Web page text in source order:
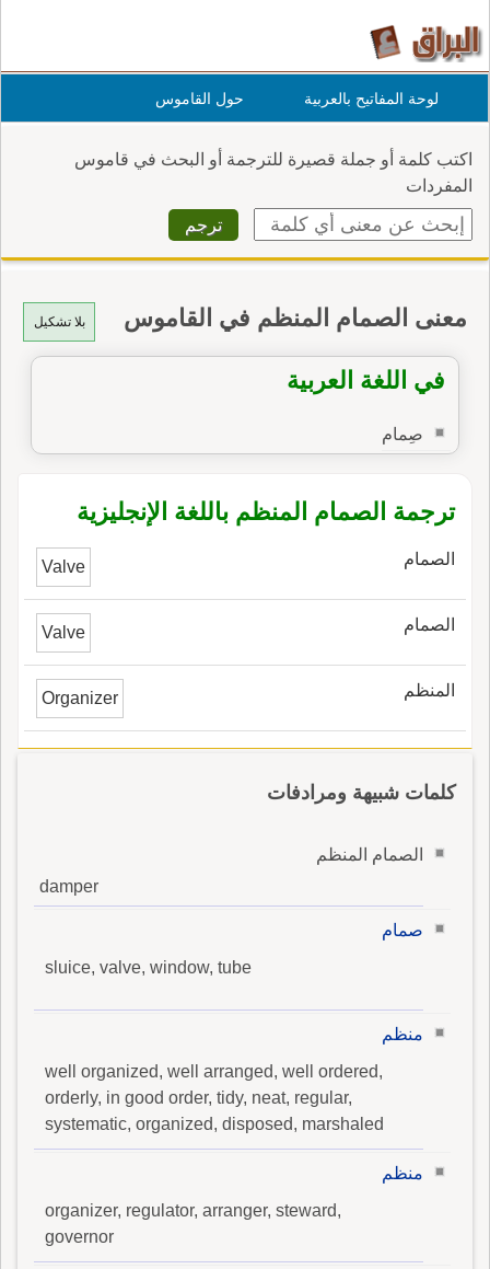
لوحة المفاتيح بالعربية حول القاموس
اكتب كلمة أو جملة قصيرة للترجمة أو البحث في قاموس
المفردات
بلا تشكيل معنى الصمام المنظم في القاموس
في اللغة العربية
صِمام
ترجمة الصمام المنظم باللغة الإنجليزية
الصمام Valve
الصمام Valve
المنظم Organizer
كلمات شبيهة ومرادفات
الصمام المنظم
damper
صمام
sluice, valve, window, tube
منظم
well organized, well arranged, well ordered,
orderly, in good order, tidy, neat, regular,
systematic, organized, disposed, marshaled
منظم
organizer, regulator, arranger, steward,
governor